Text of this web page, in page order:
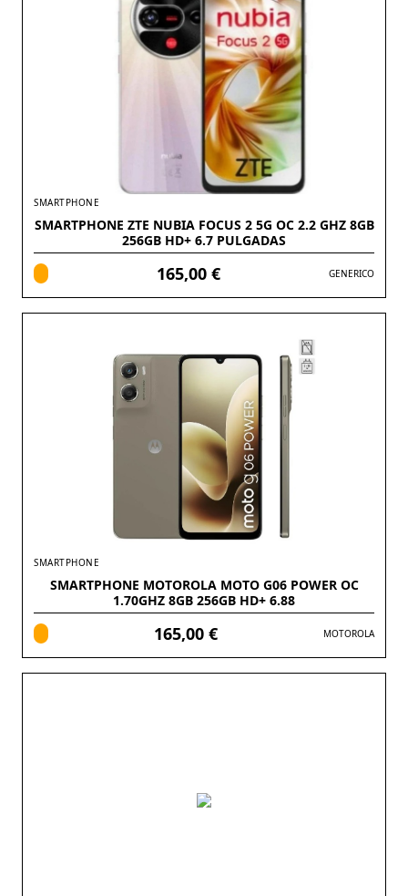
SMARTPHONE
SMARTPHONE ZTE NUBIA FOCUS 2 5G OC 2.2 GHZ 8GB
256GB HD+ 6.7 PULGADAS
165,00 € GENERICO
SMARTPHONE
SMARTPHONE MOTOROLA MOTO G06 POWER OC
1.70GHZ 8GB 256GB HD+ 6.88
165,00 € MOTOROLA